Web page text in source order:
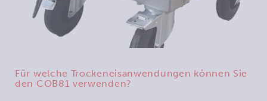
Für welche Trockeneisanwendungen können Sie
den COB81 verwenden?